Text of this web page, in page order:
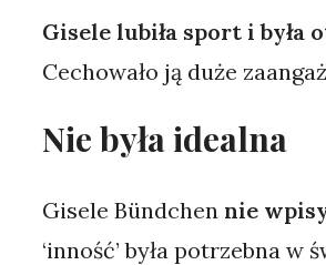
Gisele lubiła sport i była
Cechowało ją duże
Nie była idealna
Gisele Bündchen nie
‘inność’ była potrzebna w